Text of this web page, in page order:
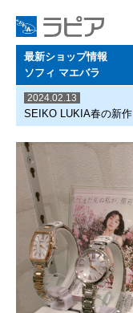
最新ショップ情報
ソフィ マエバラ
2024.02.13
SEIKO LUKIA春の新作